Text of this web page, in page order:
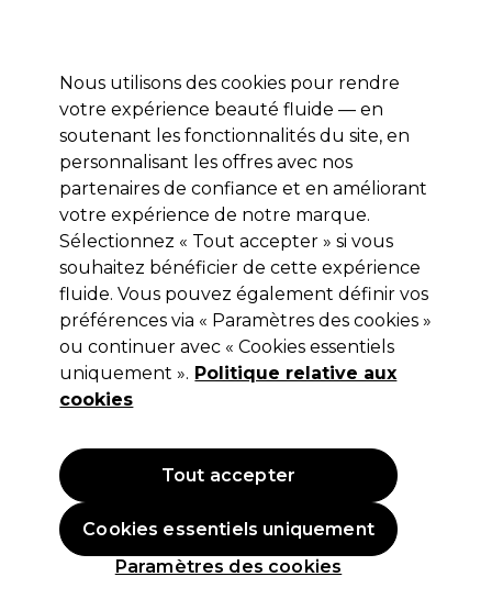
Se connecter
Marques Bons plans Coiffure Electro et Matériel
Livraison et délais
lire la suite
Vines Vintage
Vines Vintage Matt Pomade
)
6,30 €Hors TVA(TARIF PROFESSIONNEL)
7,56 €TVA incluse)
Nous utilisons des cookies pour rendre
votre expérience beauté fluide — en
soutenant les fonctionnalités du site, en
personnalisant les offres avec nos
partenaires de confiance et en améliorant
votre expérience de notre marque.
Sélectionnez « Tout accepter » si vous
souhaitez bénéficier de cette expérience
fluide. Vous pouvez également définir vos
préférences via « Paramètres des cookies »
ou continuer avec « Cookies essentiels
uniquement ». Politique relative aux
cookies
Paramètres des cookies
Cookies essentiels uniquement
Tout accepter